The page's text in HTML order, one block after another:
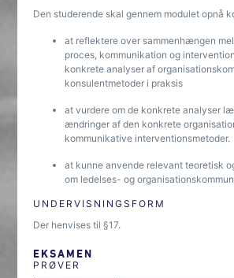
Den studerende skal gennem modulet opnå
at reflektere over sammenhængen
proces, kommunikation og
konkrete analyser af
konsulentmetoder i praksis
at vurdere om de konkrete analyser
ændringer af den konkrete
kommunikative interventionsmetoder.
at kunne anvende relevant teoretisk
om ledelses- og
UNDERVISNINGSFORM
Der henvises til §17.
EKSAMEN
PRØVER